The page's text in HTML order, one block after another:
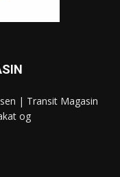
| Transit Magasin
og